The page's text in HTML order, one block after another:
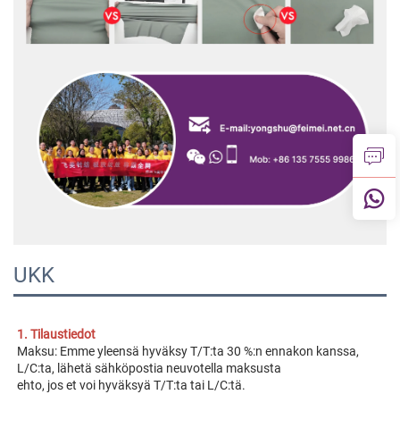
UKK
1. Tilaustiedot
Maksu: Emme yleensä hyväksy T/T:ta 30 %:n ennakon kanssa,
L/C:ta, lähetä sähköpostia neuvotella maksusta
ehto, jos et voi hyväksyä T/T:ta tai L/C:tä.